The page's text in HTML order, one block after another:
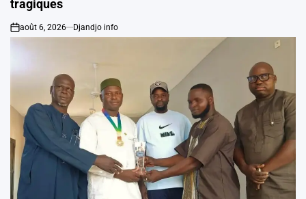
tragiques
on
août 6, 2026 Djandjo info